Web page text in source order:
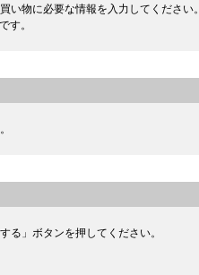
い物に必要な情報を入力してください。
す。
る」ボタンを押してください。